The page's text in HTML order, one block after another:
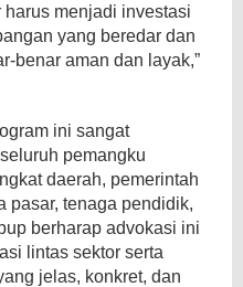
harus menjadi investasi
yang beredar dan
benar aman dan layak,”
ini sangat
pemangku
daerah, pemerintah
pasar, tenaga pendidik,
berharap advokasi ini
lintas sektor serta
jelas, konkret, dan